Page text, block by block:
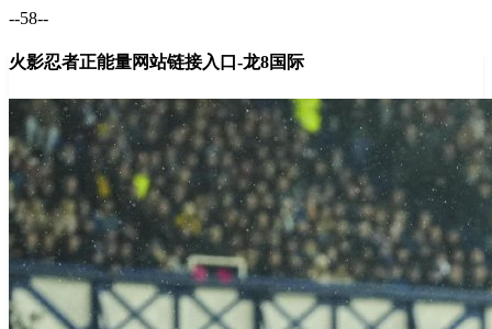
--58--
火影忍者正能量网站链接入口-龙8国际